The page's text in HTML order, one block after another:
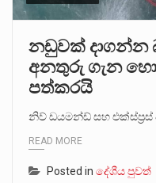
නඩුවක් දාගන්න
අනතුරු ගැන
පත්කරයි
නිව් ඩයමන්ඩ් සහ
READ MORE
Posted in දේශීය පුවත්